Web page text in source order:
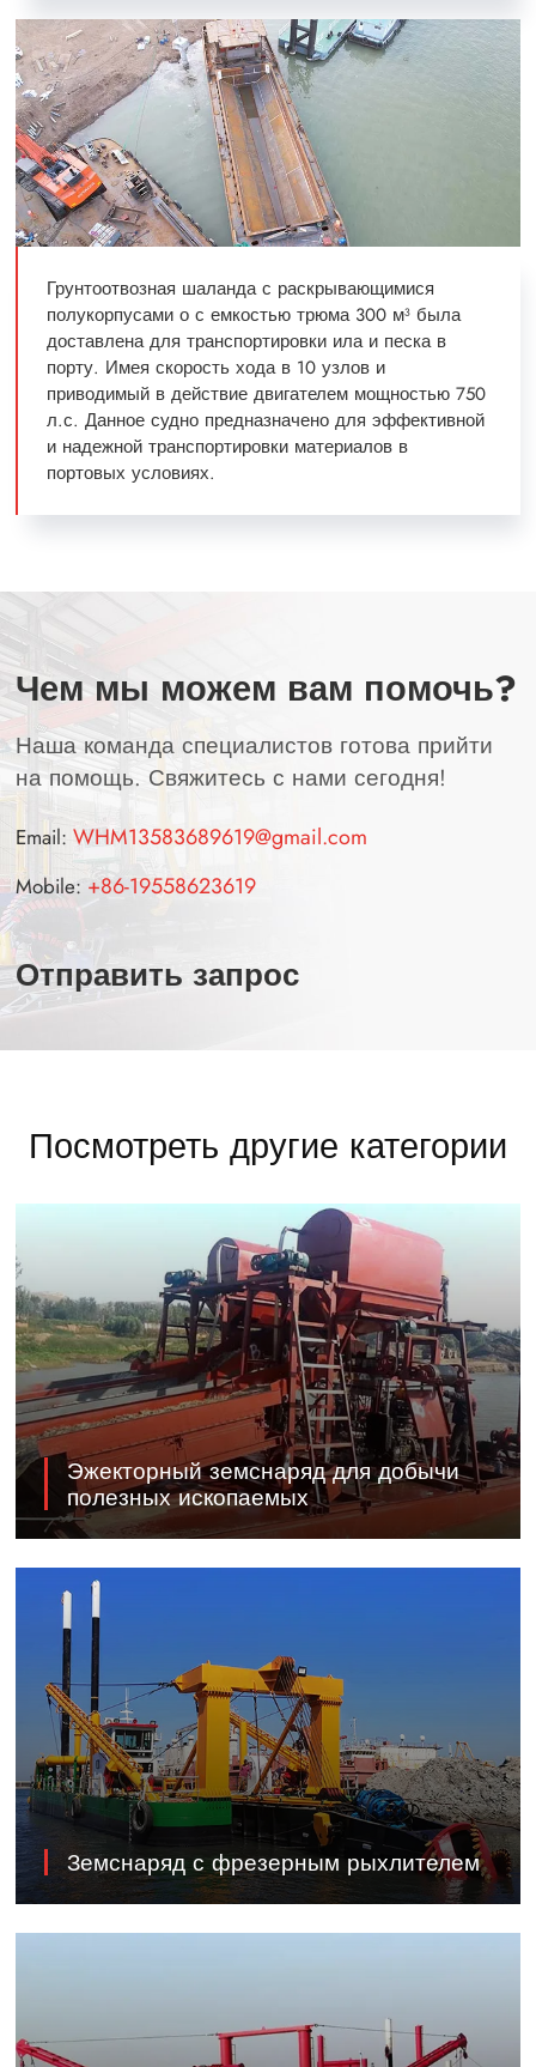
Грунтоотвозная шаланда с раскрывающимися
полукорпусами о с емкостью трюма 300 м³ была
доставлена для транспортировки ила и песка в
порту. Имея скорость хода в 10 узлов и
приводимый в действие двигателем мощностью 750
л.с. Данное судно предназначено для эффективной
и надежной транспортировки материалов в
портовых условиях.
Чем мы можем вам помочь?
Наша команда специалистов готова прийти
на помощь. Свяжитесь с нами сегодня!
Email:WHM13583689619@gmail.com
Mobile: +86-19558623619
Отправить запрос
Посмотреть другие категории
Эжекторный земснаряд для добычи
полезных ископаемых
Земснаряд с фрезерным рыхлителем